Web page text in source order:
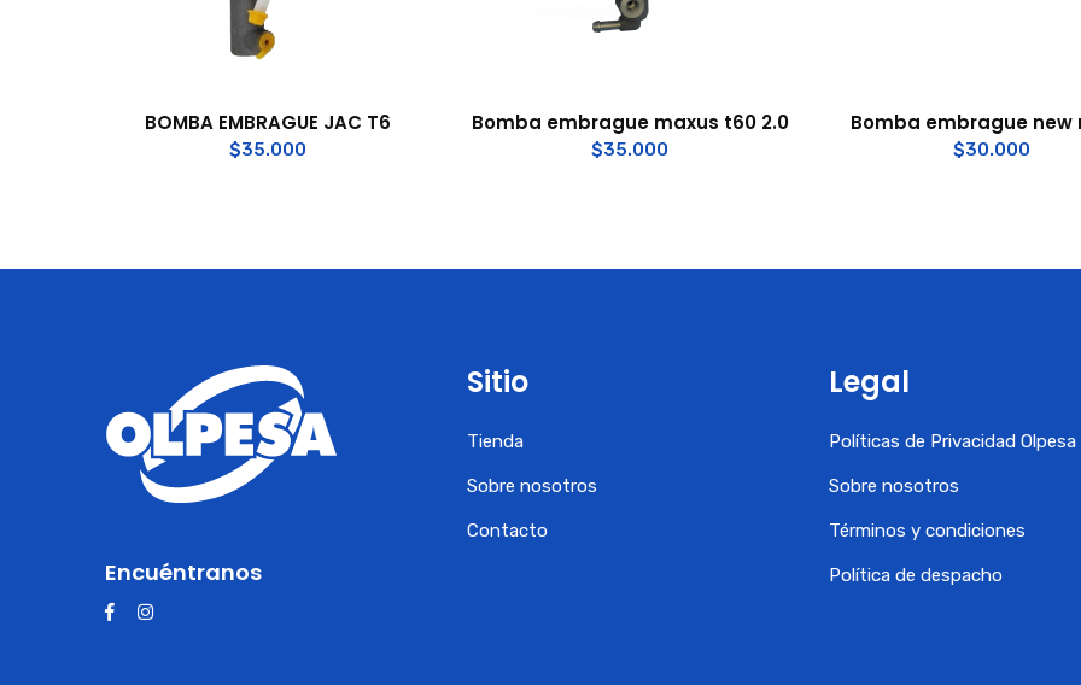
BOMBA EMBRAGUE JAC T6
$35.000
Bomba embrague maxus t60 2.0
$35.000
Bomba embrague new
$30.000
Encuéntranos
Sitio
Tienda
Sobre nosotros
Contacto
Legal
Políticas de Privacidad Olpesa
Sobre nosotros
Términos y condiciones
Política de despacho